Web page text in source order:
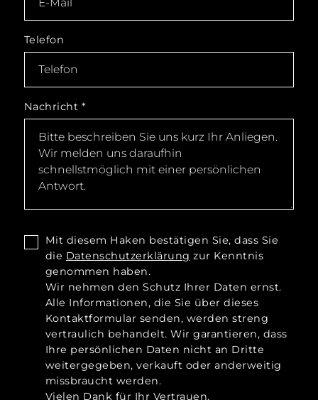
Telefon
Nachricht *
Mit diesem Haken bestätigen Sie, dass Sie
die Datenschutzerklärung zur Kenntnis
genommen haben.
Wir nehmen den Schutz Ihrer Daten ernst.
Alle Informationen, die Sie über dieses
Kontaktformular senden, werden streng
vertraulich behandelt. Wir garantieren, dass
Ihre persönlichen Daten nicht an Dritte
weitergegeben, verkauft oder anderweitig
missbraucht werden.
Vielen Dank für Ihr Vertrauen.